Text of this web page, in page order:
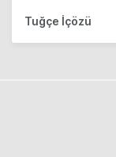
Tuğçe İçözü